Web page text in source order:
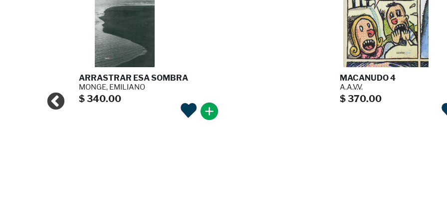
ARRASTRAR ESA SOMBRA
MONGE, EMILIANO
$ 340.00
MACANUDO 4
A.A.V.V.
$ 370.00